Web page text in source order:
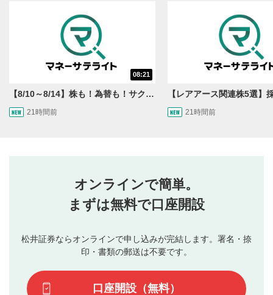
08:21
【8/10～8/14】株も！為替も！サクッと！来週のマーケット見通し＜Next View＞
21時間前 21時間前
オンラインで簡単。
まずは無料で口座開設
松井証券ならオンラインで申し込みが完結します。署名・捺
印・書類の郵送は不要です。
口座開設（無料）